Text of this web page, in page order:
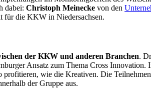
dabei: Christoph Meinecke von den
für die KKW in Niedersachsen.
der KKW und anderen Branchen.
Ansatz zum Thema Cross Innovation.
wie die Kreativen. Die
der Gruppe aus.